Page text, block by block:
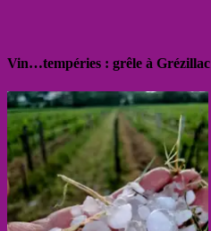
Vin…tempéries : grêle à Grézillac